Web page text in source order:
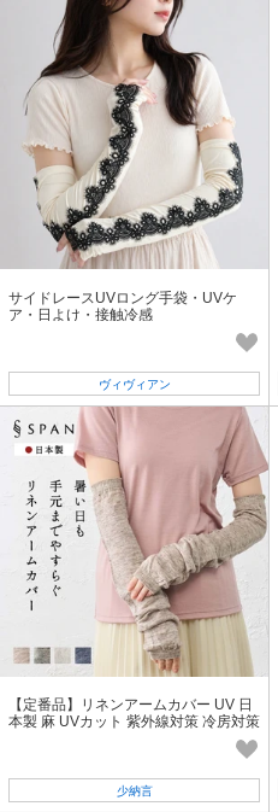
サイドレースUVロング手袋・UVケ
ア・日よけ・接触冷感
ヴィヴィアン
【定番品】リネンアームカバー UV 日
本製 麻 UVカット 紫外線対策 冷房対策
少納言